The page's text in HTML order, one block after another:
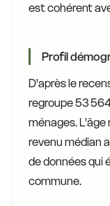
est cohérent
Profil
D'après le
regroupe 53
ménages. L'âge
revenu médian
de données qui
commune.